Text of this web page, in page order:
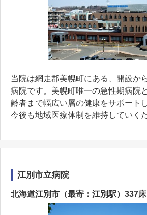
当院は網走郡美幌町にある、開設か
病院です。美幌町唯一の急性期病院
齢者まで幅広い層の健康をサポート
今後も地域医療体制を維持していく
江別市立病院
北海道江別市（最寄：江別駅）337床